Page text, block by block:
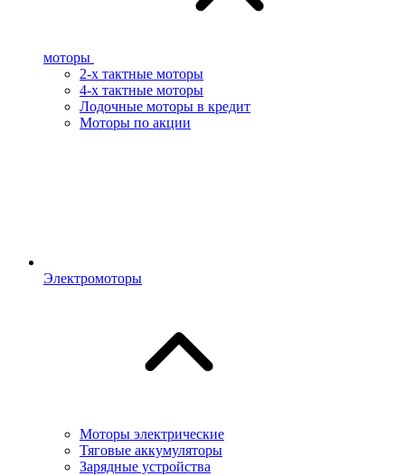
моторы
2-х тактные моторы
4-х тактные моторы
Лодочные моторы в кредит
Моторы по акции
Электромоторы
Моторы электрические
Тяговые аккумуляторы
Зарядные устройства